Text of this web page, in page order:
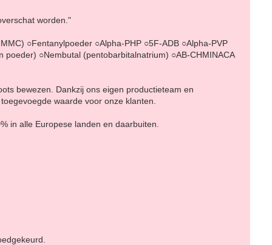
worden."
○Fentanylpoeder ○Alpha-PHP ○5F-ADB ○Alpha-PVP
poeder) ○Nembutal (pentobarbitalnatrium) ○AB-CHMINACA
bewezen. Dankzij ons eigen productieteam en
waarde voor onze klanten.
in alle Europese landen en daarbuiten.